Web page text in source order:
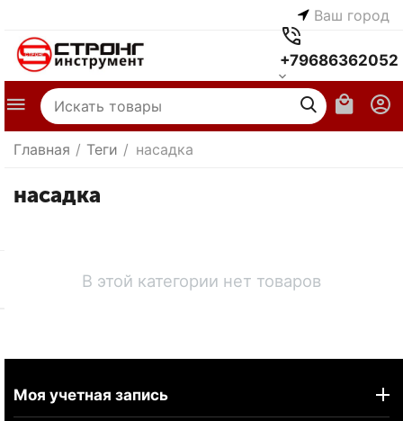
Ваш город
+79686362052
Главная / Теги / насадка
насадка
В этой категории нет товаров
Моя учетная запись